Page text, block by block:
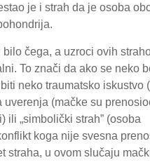
je i strah da je osoba
bilo čega, a uzroci ovih
To znači da ako se neko
neko traumatsko iskustvo
uverenja (mačke su
ili „simbolički strah” (osoba
koga nije svesna
straha, u ovom slučaju